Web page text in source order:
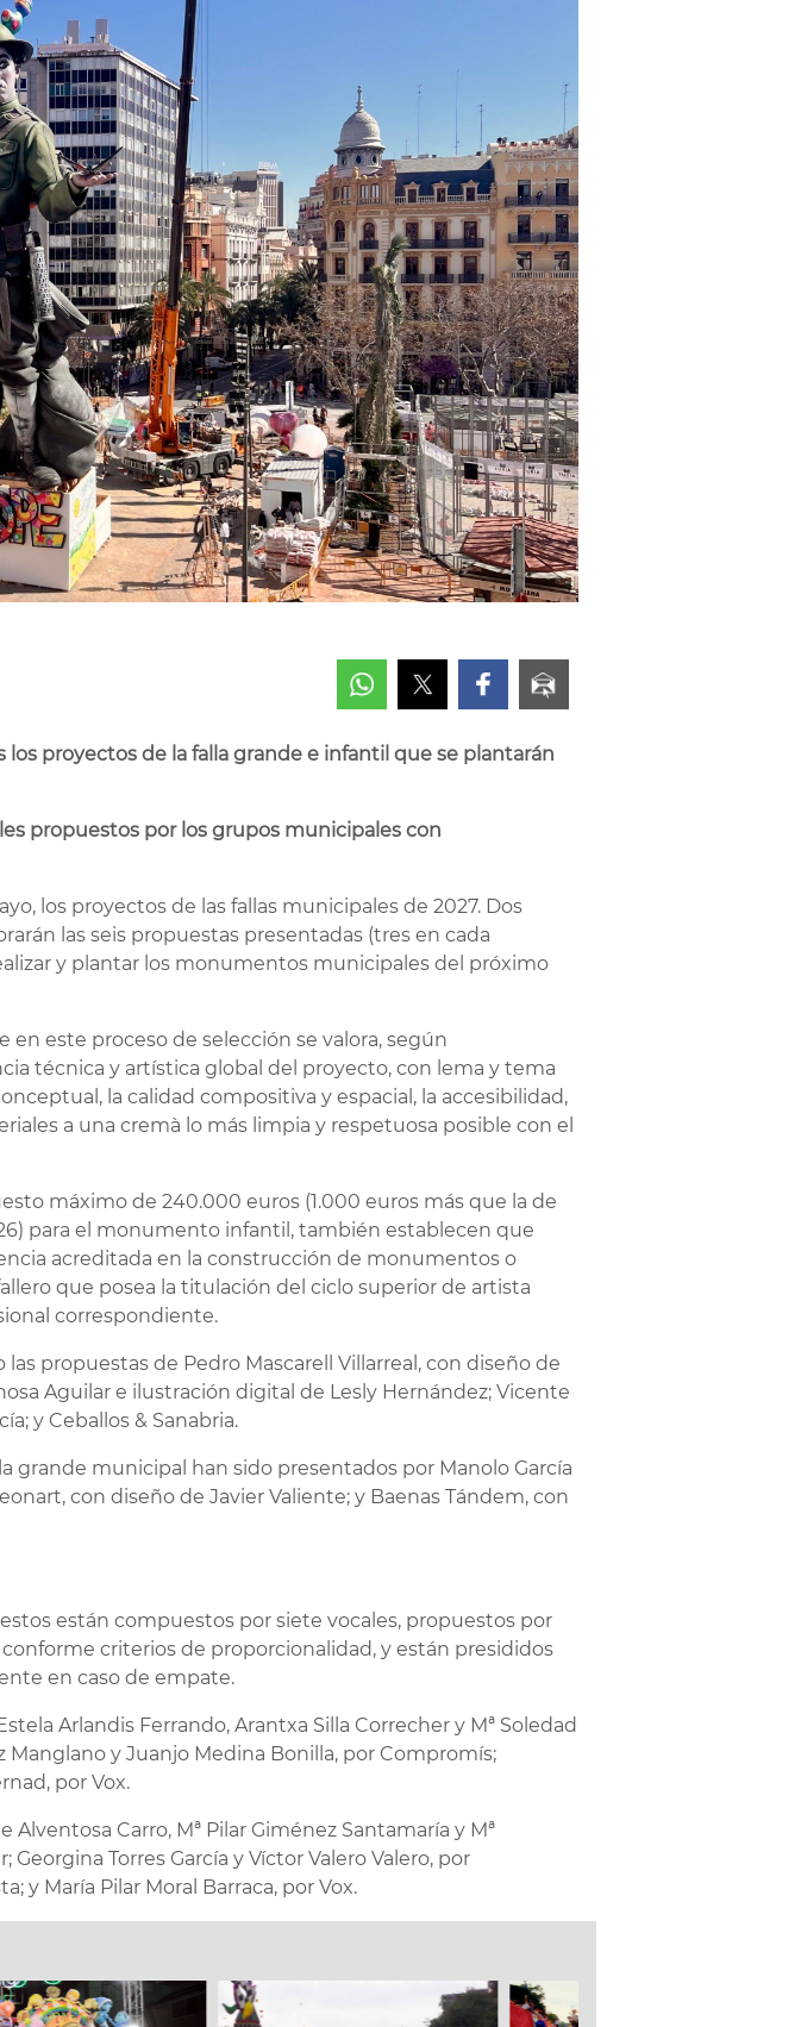
proyectos de la falla grande e infantil que se plantarán
propuestos por los grupos municipales con
los proyectos de las fallas municipales de 2027. Dos
las seis propuestas presentadas (tres en cada
y plantar los monumentos municipales del próximo
en este proceso de selección se valora, según
técnica y artística global del proyecto, con lema y tema
la calidad compositiva y espacial, la accesibilidad,
a una cremà lo más limpia y respetuosa posible con el
máximo de 240.000 euros (1.000 euros más que la de
para el monumento infantil, también establecen que
acreditada en la construcción de monumentos o
que posea la titulación del ciclo superior de artista
correspondiente.
propuestas de Pedro Mascarell Villarreal, con diseño de
Aguilar e ilustración digital de Lesly Hernández; Vicente
y Ceballos & Sanabria.
grande municipal han sido presentados por Manolo García
con diseño de Javier Valiente; y Baenas Tándem, con
están compuestos por siete vocales, propuestos por
criterios de proporcionalidad, y están presididos
en caso de empate.
Arlandis Ferrando, Arantxa Silla Correcher y Mª Soledad
Manglano y Juanjo Medina Bonilla, por Compromís;
por Vox.
Carro, Mª Pilar Giménez Santamaría y Mª
Torres García y Víctor Valero Valero, por
y María Pilar Moral Barraca, por Vox.